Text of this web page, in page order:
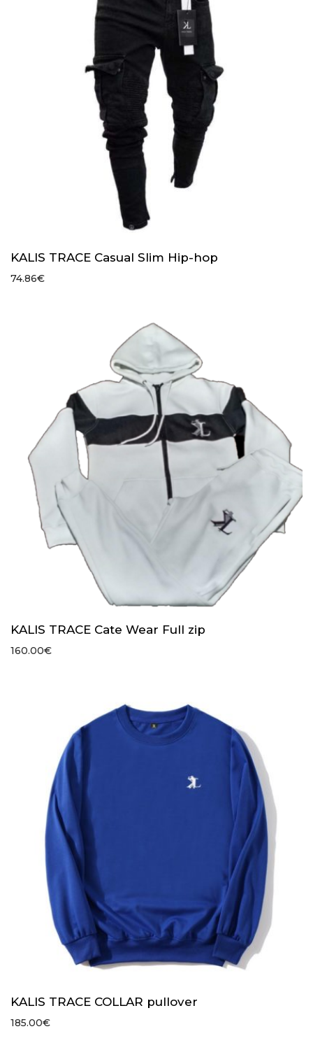
KALIS TRACE Casual Slim Hip-hop
74.86€
KALIS TRACE Cate Wear Full zip
160.00€
KALIS TRACE COLLAR pullover
185.00€